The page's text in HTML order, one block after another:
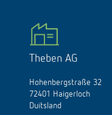
Theben AG
Hohenbergstraße 32
72401 Haigerloch
Duitsland